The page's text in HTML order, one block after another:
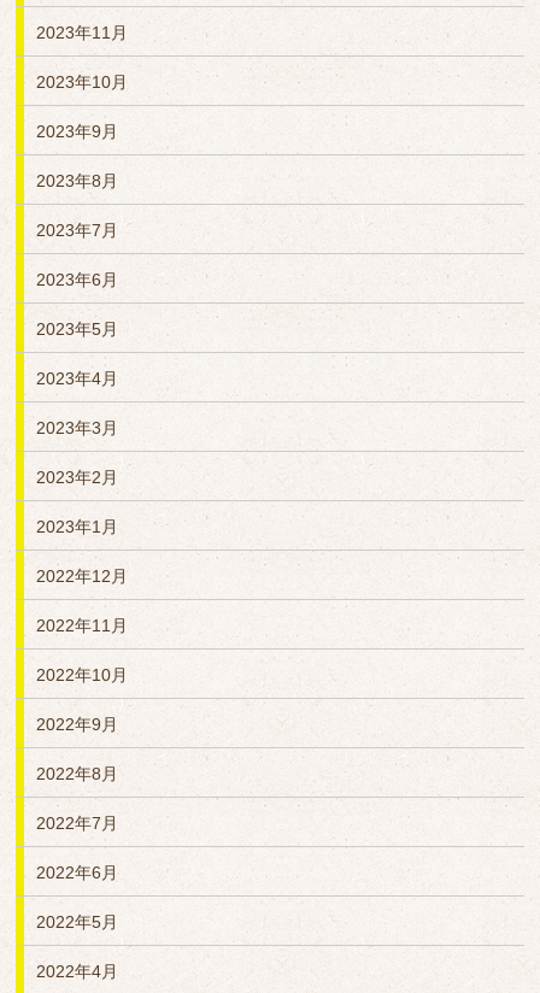
2023年11月
2023年10月
2023年9月
2023年8月
2023年7月
2023年6月
2023年5月
2023年4月
2023年3月
2023年2月
2023年1月
2022年12月
2022年11月
2022年10月
2022年9月
2022年8月
2022年7月
2022年6月
2022年5月
2022年4月